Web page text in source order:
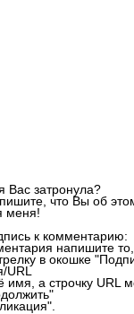
Вас затронула?
что Вы об
меня!
к комментарию:
напишите то,
в окошке
URL
имя, а строчку URL